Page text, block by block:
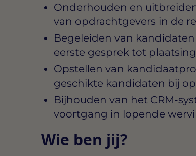
Onderhouden en
van opdrachtgevers in de
Begeleiden van
eerste gesprek tot plaatsing
Opstellen van
geschikte kandidaten bij
Bijhouden van het CRM-
voortgang in lopende
Wie ben jij?